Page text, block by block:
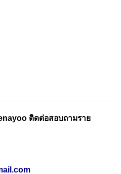
ติดต่อสอบถามราย